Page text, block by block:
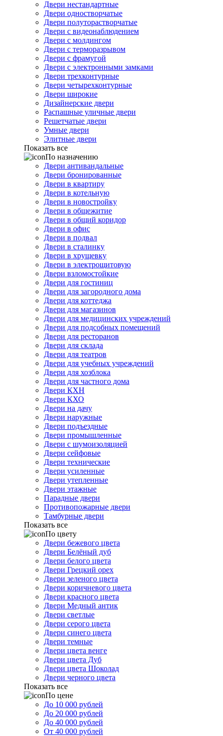
Двери нестандартные
Двери одностворчатые
Двери полуторастворчатые
Двери с видеонаблюдением
Двери с молдингом
Двери с терморазрывом
Двери с фрамугой
Двери с электронными замками
Двери трехконтурные
Двери четырехконтурные
Двери широкие
Дизайнерские двери
Распашные уличные двери
Решетчатые двери
Умные двери
Элитные двери
Показать все
По назначению
Двери антивандальные
Двери бронированные
Двери в квартиру
Двери в котельную
Двери в новостройку
Двери в общежитие
Двери в общий коридор
Двери в офис
Двери в подвал
Двери в сталинку
Двери в хрущевку
Двери в электрощитовую
Двери взломостойкие
Двери для гостиниц
Двери для загородного дома
Двери для коттеджа
Двери для магазинов
Двери для медицинских учреждений
Двери для подсобных помещений
Двери для ресторанов
Двери для склада
Двери для театров
Двери для учебных учреждений
Двери для хозблока
Двери для частного дома
Двери КХН
Двери КХО
Двери на дачу
Двери наружные
Двери подъездные
Двери промышленные
Двери с шумоизоляцией
Двери сейфовые
Двери технические
Двери усиленные
Двери утепленные
Двери этажные
Парадные двери
Противопожарные двери
Тамбурные двери
Показать все
По цвету
Двери бежевого цвета
Двери Белёный дуб
Двери белого цвета
Двери Грецкий орех
Двери зеленого цвета
Двери коричневого цвета
Двери красного цвета
Двери Медный антик
Двери светлые
Двери серого цвета
Двери синего цвета
Двери темные
Двери цвета венге
Двери цвета Дуб
Двери цвета Шоколад
Двери черного цвета
Показать все
По цене
До 10 000 рублей
До 20 000 рублей
До 40 000 рублей
От 40 000 рублей